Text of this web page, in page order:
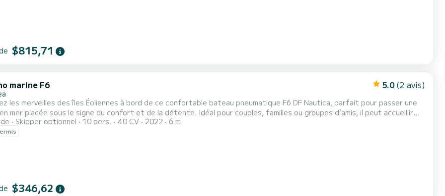
$815,71
marine F6 5.0 (2 avis)
les merveilles des îles Éoliennes à bord de ce confortable bateau pneumatique F6 DF Nautica, parfait pour passer une
sous le signe du confort et de la détente. Idéal pour couples, familles ou groupes d’amis, il peut accueillir
et peut être piloté sans permis bateau. Grâce aux grands bains de soleil à l’avant et à l’arrière, vous pourrez
Skipper optionnel 10 pers. 40 CV 2022 6 m
$346,62